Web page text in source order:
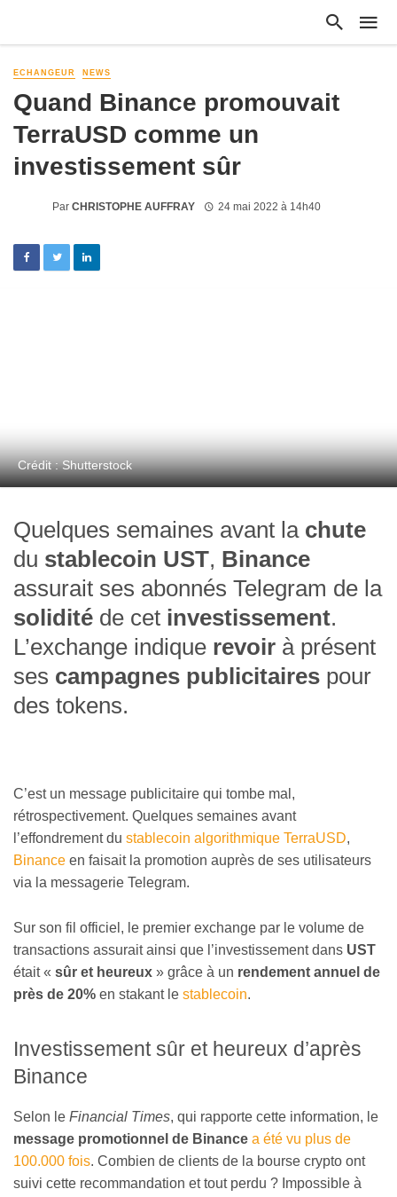
ECHANGEUR NEWS
Quand Binance promouvait
TerraUSD comme un
investissement sûr
Par CHRISTOPHE AUFFRAY 24 mai 2022 à 14h40
Crédit : Shutterstock
Quelques semaines avant la chute
du stablecoin UST, Binance
assurait ses abonnés Telegram de la
solidité de cet investissement.
L’exchange indique revoir à présent
ses campagnes publicitaires pour
des tokens.
C’est un message publicitaire qui tombe mal,
rétrospectivement. Quelques semaines avant
l’effondrement du stablecoin algorithmique TerraUSD,
Binance en faisait la promotion auprès de ses utilisateurs
via la messagerie Telegram.
Sur son fil officiel, le premier exchange par le volume de
transactions assurait ainsi que l’investissement dans UST
était « sûr et heureux » grâce à un rendement annuel de
près de 20% en stakant le stablecoin.
Investissement sûr et heureux d’après
Binance
Selon le Financial Times, qui rapporte cette information, le
message promotionnel de Binance a été vu plus de
100.000 fois. Combien de clients de la bourse crypto ont
suivi cette recommandation et tout perdu ? Impossible à